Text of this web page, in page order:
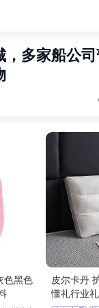
，多家船公
色黑色
皮尔卡丹
懂礼行业